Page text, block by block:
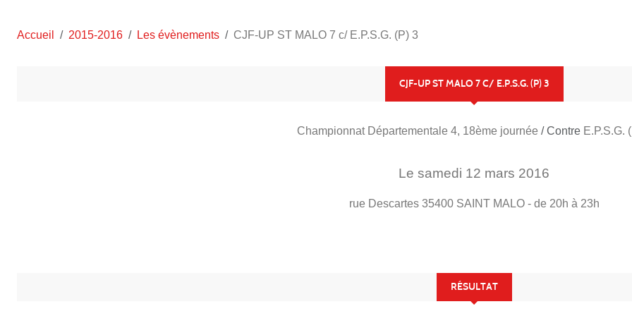
Accueil 2015-2016 Les évènements CJF-UP ST MALO 7 c/ E.P.S.G. (P) 3
CJF-UP ST MALO 7 C/ E.P.S.G. (P) 3
Championnat Départementale 4, 18ème journée / Contre E.P.S.G.
Le samedi 12 mars 2016
rue Descartes 35400 SAINT MALO - de 20h à 23h
RÉSULTAT